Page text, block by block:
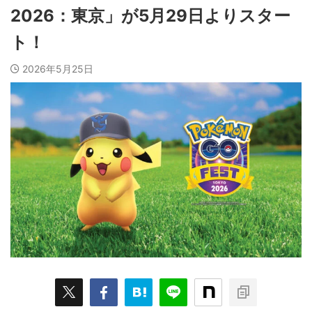
タグ一覧
ARKit BitStar（ぶいらいぶ） CG(2D/3D) esports
Fortnite HMD HoloModels Music NEWS
PR/提供 Roblox Steam TGS VRChat
にじさんじ アウトドア アニメ アプリ
アミューズメント イベント オーディション
ゲーム コスプレ スポーツ
2026：東京」が5月29日よりスター
ト！
2026年5月25日